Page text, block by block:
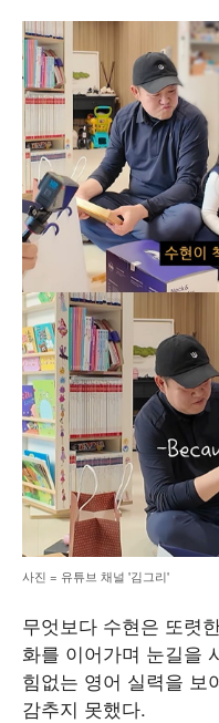
사진 = 유튜브 채널 '김그리'
무엇보다 수현은 또렷
화를 이어가며 눈길을
힘없는 영어 실력을 보
감추지 못했다.